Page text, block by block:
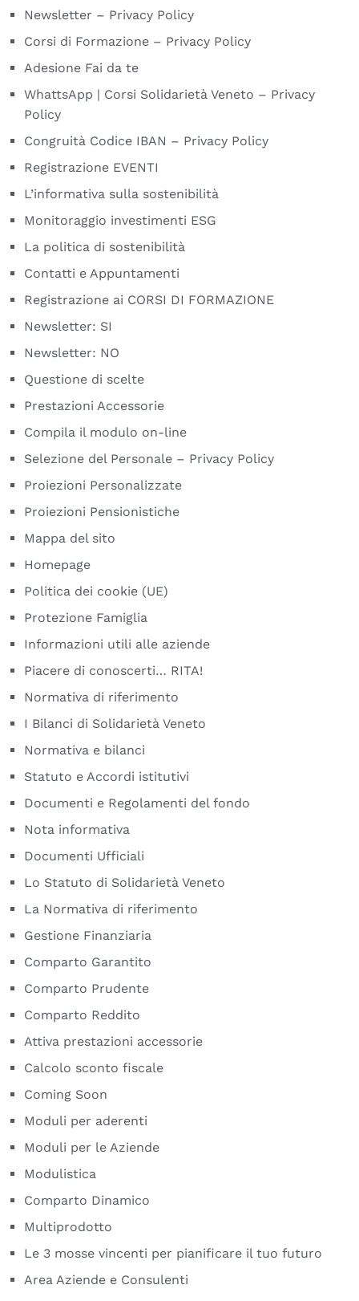
Newsletter – Privacy Policy
Corsi di Formazione – Privacy Policy
Adesione Fai da te
WhattsApp | Corsi Solidarietà Veneto – Privacy
Policy
Congruità Codice IBAN – Privacy Policy
Registrazione EVENTI
L’informativa sulla sostenibilità
Monitoraggio investimenti ESG
La politica di sostenibilità
Contatti e Appuntamenti
Registrazione ai CORSI DI FORMAZIONE
Newsletter: SI
Newsletter: NO
Questione di scelte
Prestazioni Accessorie
Compila il modulo on-line
Selezione del Personale – Privacy Policy
Proiezioni Personalizzate
Proiezioni Pensionistiche
Mappa del sito
Homepage
Politica dei cookie (UE)
Protezione Famiglia
Informazioni utili alle aziende
Piacere di conoscerti… RITA!
Normativa di riferimento
I Bilanci di Solidarietà Veneto
Normativa e bilanci
Statuto e Accordi istitutivi
Documenti e Regolamenti del fondo
Nota informativa
Documenti Ufficiali
Lo Statuto di Solidarietà Veneto
La Normativa di riferimento
Gestione Finanziaria
Comparto Garantito
Comparto Prudente
Comparto Reddito
Attiva prestazioni accessorie
Calcolo sconto fiscale
Coming Soon
Moduli per aderenti
Moduli per le Aziende
Modulistica
Comparto Dinamico
Multiprodotto
Le 3 mosse vincenti per pianificare il tuo futuro
Area Aziende e Consulenti